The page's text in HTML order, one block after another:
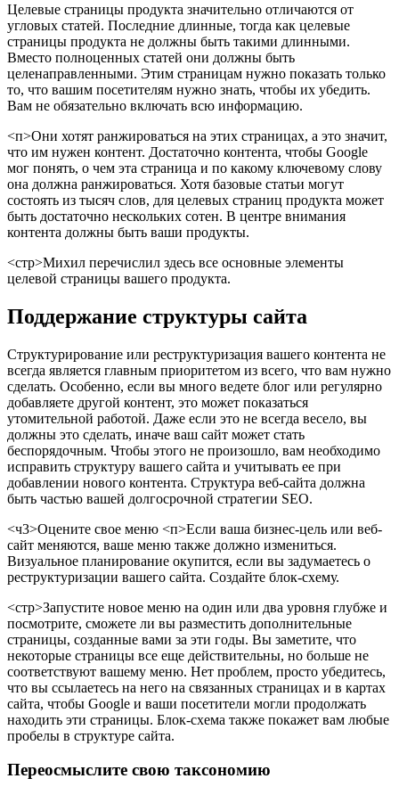
Целевые страницы продукта значительно отличаются от
угловых статей. Последние длинные, тогда как целевые
страницы продукта не должны быть такими длинными.
Вместо полноценных статей они должны быть
целенаправленными. Этим страницам нужно показать только
то, что вашим посетителям нужно знать, чтобы их убедить.
Вам не обязательно включать всю информацию.
<п>Они хотят ранжироваться на этих страницах, а это значит,
что им нужен контент. Достаточно контента, чтобы Google
мог понять, о чем эта страница и по какому ключевому слову
она должна ранжироваться. Хотя базовые статьи могут
состоять из тысяч слов, для целевых страниц продукта может
быть достаточно нескольких сотен. В центре внимания
контента должны быть ваши продукты.
<стр>Михил перечислил здесь все основные элементы
целевой страницы вашего продукта.
Поддержание структуры сайта
Структурирование или реструктуризация вашего контента не
всегда является главным приоритетом из всего, что вам нужно
сделать. Особенно, если вы много ведете блог или регулярно
добавляете другой контент, это может показаться
утомительной работой. Даже если это не всегда весело, вы
должны это сделать, иначе ваш сайт может стать
беспорядочным. Чтобы этого не произошло, вам необходимо
исправить структуру вашего сайта и учитывать ее при
добавлении нового контента. Структура веб-сайта должна
быть частью вашей долгосрочной стратегии SEO.
<ч3>Оцените свое меню <п>Если ваша бизнес-цель или веб-
сайт меняются, ваше меню также должно измениться.
Визуальное планирование окупится, если вы задумаетесь о
реструктуризации вашего сайта. Создайте блок-схему.
<стр>Запустите новое меню на один или два уровня глубже и
посмотрите, сможете ли вы разместить дополнительные
страницы, созданные вами за эти годы. Вы заметите, что
некоторые страницы все еще действительны, но больше не
соответствуют вашему меню. Нет проблем, просто убедитесь,
что вы ссылаетесь на него на связанных страницах и в картах
сайта, чтобы Google и ваши посетители могли продолжать
находить эти страницы. Блок-схема также покажет вам любые
пробелы в структуре сайта.
Переосмыслите свою таксономию